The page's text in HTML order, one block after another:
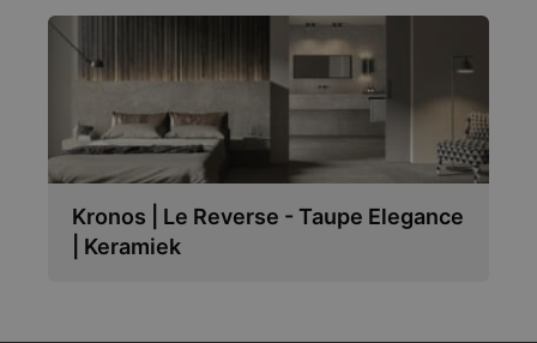
Kronos | Le Reverse - Taupe Elegance
| Keramiek